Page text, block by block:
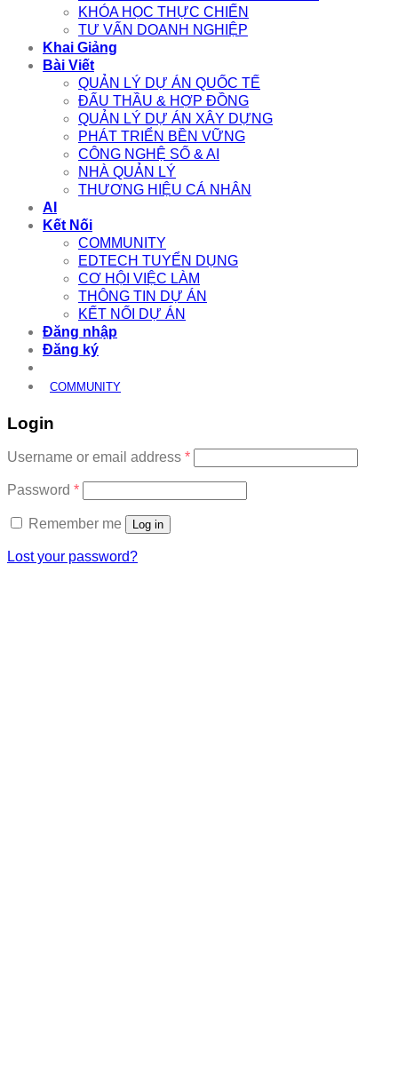
KHÓA HỌC THỰC CHIẾN
TƯ VẤN DOANH NGHIỆP
Khai Giảng
Bài Viết
QUẢN LÝ DỰ ÁN QUỐC TẾ
ĐẤU THẦU & HỢP ĐỒNG
QUẢN LÝ DỰ ÁN XÂY DỰNG
PHÁT TRIỂN BỀN VỮNG
CÔNG NGHỆ SỐ & AI
NHÀ QUẢN LÝ
THƯƠNG HIỆU CÁ NHÂN
AI
Kết Nối
COMMUNITY
EDTECH TUYỂN DỤNG
CƠ HỘI VIỆC LÀM
THÔNG TIN DỰ ÁN
KẾT NỐI DỰ ÁN
Đăng nhập
Đăng ký
COMMUNITY
Login
Username or email address *Required
Password *Required
Remember me Log in
Lost your password?